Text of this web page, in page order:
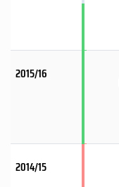
2015/16
2014/15